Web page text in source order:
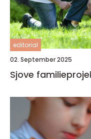
editorial
02. September 2025
Sjove